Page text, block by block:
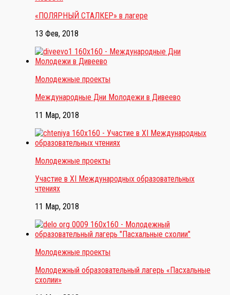
«ПОЛЯРНЫЙ СТАЛКЕР» в лагере
13 Фев, 2018
Молодежные проекты
Международные Дни Молодежи в Дивеево
11 Мар, 2018
Молодежные проекты
Участие в ХI Международных образовательных
чтениях
11 Мар, 2018
Молодежные проекты
Молодежный образовательный лагерь «Пасхальные
схолии»